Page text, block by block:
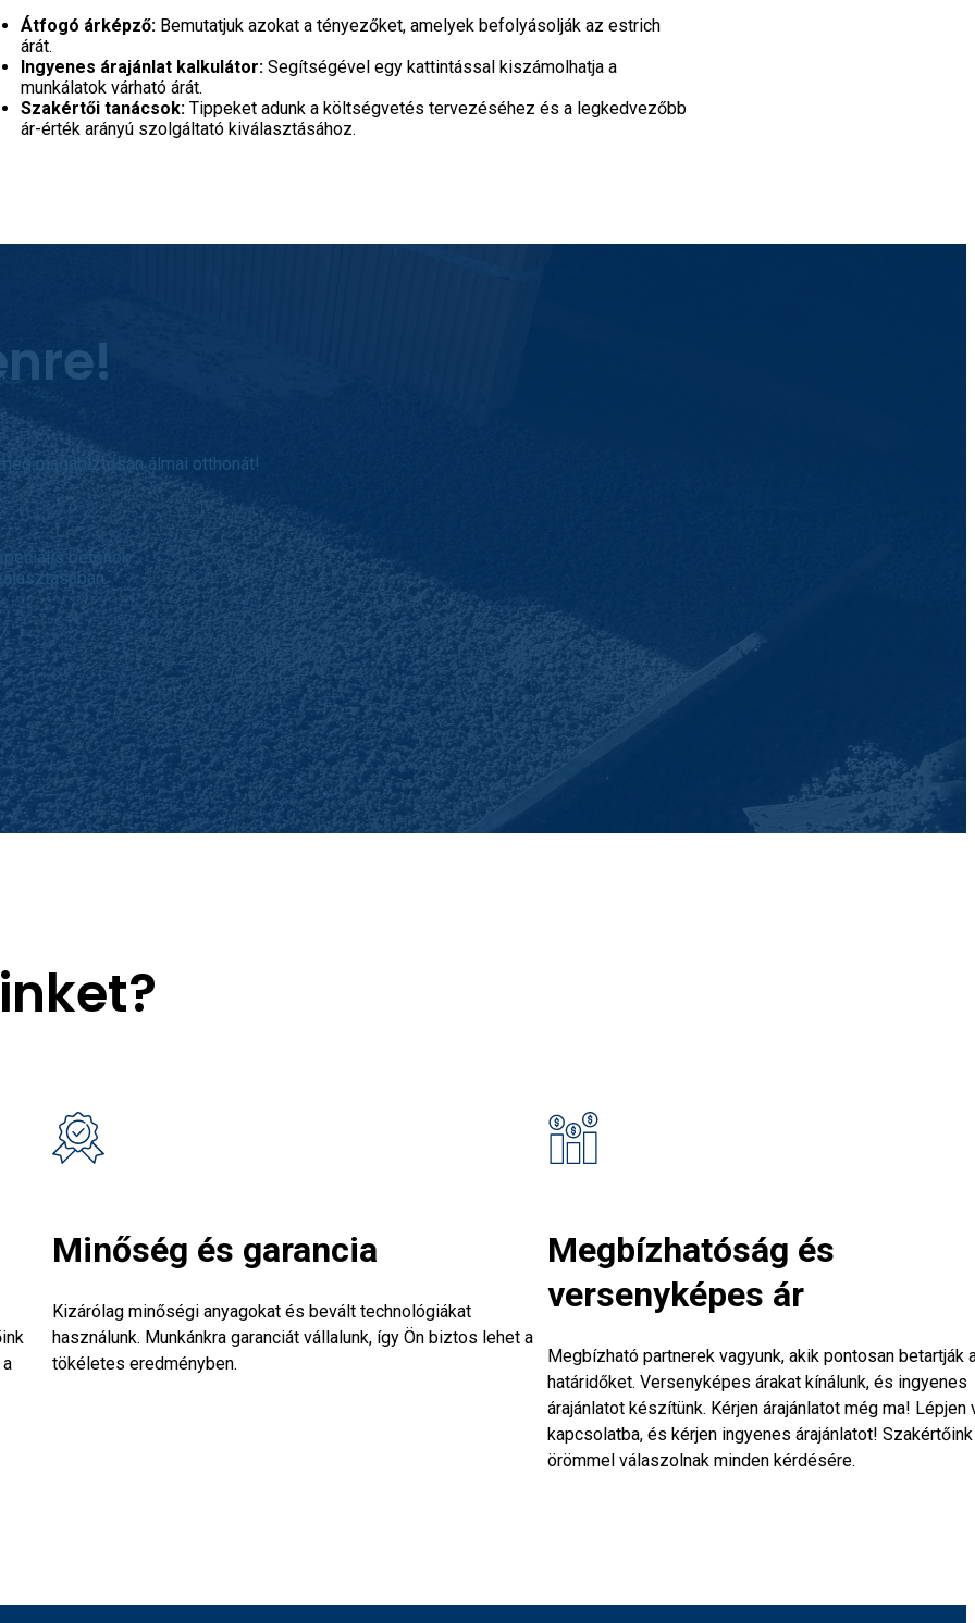
Átfogó árképző: Bemutatjuk azokat a tényezőket, amelyek befolyásolják az estrich
árát.
Ingyenes árajánlat kalkulátor: Segítségével egy kattintással kiszámolhatja a
munkálatok várható árát.
Szakértői tanácsok: Tippeket adunk a költségvetés tervezéséhez és a legkedvezőbb
ár-érték arányú szolgáltató kiválasztásához.
magabiztosan álmai otthonát!
betonok.
Minőség és garancia
Kizárólag minőségi anyagokat és bevált technológiákat
használunk. Munkánkra garanciát vállalunk, így Ön biztos lehet a
tökéletes eredményben.
Megbízhatóság és
versenyképes ár
Megbízható partnerek vagyunk, akik pontosan betartják
határidőket. Versenyképes árakat kínálunk, és ingyenes
árajánlatot készítünk. Kérjen árajánlatot még ma! Lépjen
kapcsolatba, és kérjen ingyenes árajánlatot! Szakértőink
örömmel válaszolnak minden kérdésére.